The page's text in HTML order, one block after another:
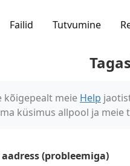
Failid Tutvumine
kõigepealt meie Help
küsimus allpool ja meie
(probleemiga)